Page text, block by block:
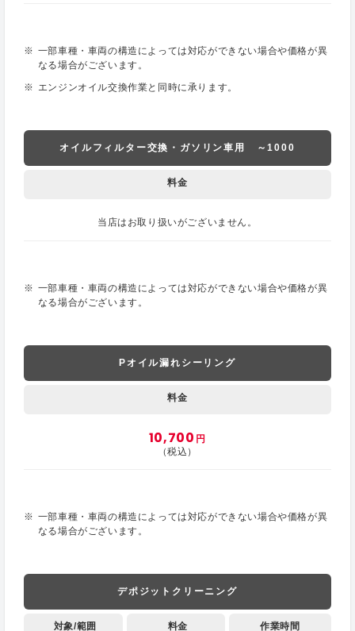
一部車種・車両の構造によっては対応ができない場合や価格が異
なる場合がございます。
エンジンオイル交換作業と同時に承ります。
オイルフィルター交換・ガソリン車用 ～1000
料金
当店はお取り扱いがございません。
一部車種・車両の構造によっては対応ができない場合や価格が異
なる場合がございます。
Pオイル漏れシーリング
料金
10,700 円
（税込）
一部車種・車両の構造によっては対応ができない場合や価格が異
なる場合がございます。
デポジットクリーニング
対象/範囲 料金 作業時間